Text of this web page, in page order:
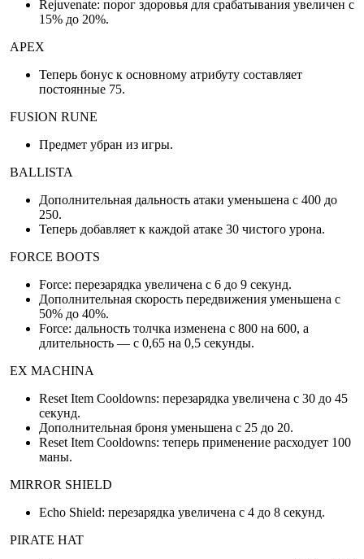
Rejuvenate: порог здоровья для срабатывания увеличен с
15% до 20%.
APEX
Теперь бонус к основному атрибуту составляет
постоянные 75.
FUSION RUNE
Предмет убран из игры.
BALLISTA
Дополнительная дальность атаки уменьшена с 400 до
250.
Теперь добавляет к каждой атаке 30 чистого урона.
FORCE BOOTS
Force: перезарядка увеличена с 6 до 9 секунд.
Дополнительная скорость передвижения уменьшена с
50% до 40%.
Force: дальность толчка изменена с 800 на 600, а
длительность — с 0,65 на 0,5 секунды.
EX MACHINA
Reset Item Cooldowns: перезарядка увеличена с 30 до 45
секунд.
Дополнительная броня уменьшена с 25 до 20.
Reset Item Cooldowns: теперь применение расходует 100
маны.
MIRROR SHIELD
Echo Shield: перезарядка увеличена с 4 до 8 секунд.
PIRATE HAT